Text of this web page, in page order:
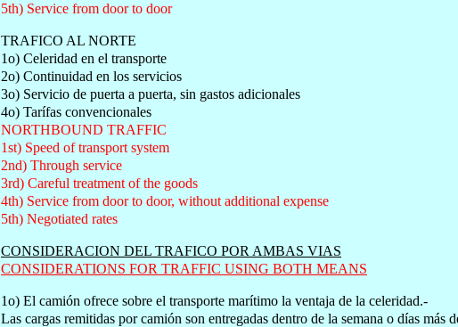
5th) Service from door to door
TRAFICO AL NORTE
1o) Celeridad en el transporte
2o) Continuidad en los servicios
3o) Servicio de puerta a puerta, sin gastos adicionales
4o) Tarífas convencionales
NORTHBOUND TRAFFIC
1st) Speed of transport system
2nd) Through service
3rd) Careful treatment of the goods
4th) Service from door to door, without additional expense
5th) Negotiated rates
CONSIDERACION DEL TRAFICO POR AMBAS VIAS
CONSIDERATIONS FOR TRAFFIC USING BOTH MEANS
1o) El camión ofrece sobre el transporte marítimo la ventaja de la celeridad.-
Las cargas remitidas por camión son entregadas dentro de la semana o días más